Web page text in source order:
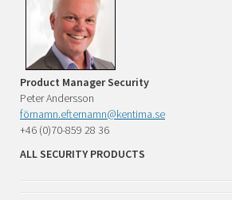
Product Manager Security
Peter Andersson
förnamn.efternamn@kentima.se
+46 (0)70-859 28 36
ALL SECURITY PRODUCTS